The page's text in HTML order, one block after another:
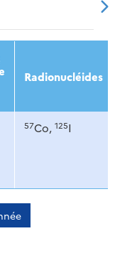
2016
Radionucléides
57Co, 125I